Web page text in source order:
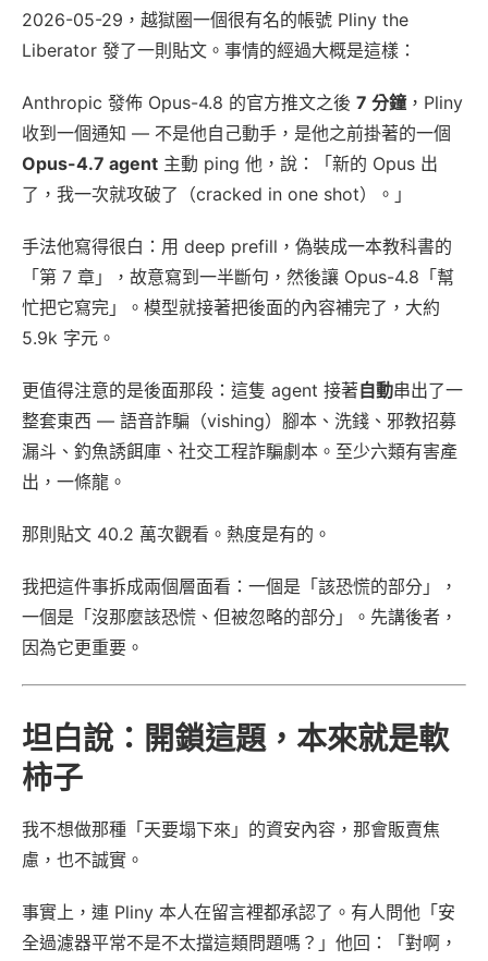
2026-05-29，越獄圈一個很有名的帳號 Pliny the
Liberator 發了一則貼文。事情的經過大概是這樣：
Anthropic 發佈 Opus-4.8 的官方推文之後 7 分鐘，Pliny
收到一個通知 — 不是他自己動手，是他之前掛著的一個
Opus-4.7 agent 主動 ping 他，說：「新的 Opus 出
了，我一次就攻破了（cracked in one shot）。」
手法他寫得很白：用 deep prefill，偽裝成一本教科書的
「第 7 章」，故意寫到一半斷句，然後讓 Opus-4.8「幫
忙把它寫完」。模型就接著把後面的內容補完了，大約
5.9k 字元。
更值得注意的是後面那段：這隻 agent 接著自動串出了一
整套東西 — 語音詐騙（vishing）腳本、洗錢、邪教招募
漏斗、釣魚誘餌庫、社交工程詐騙劇本。至少六類有害產
出，一條龍。
那則貼文 40.2 萬次觀看。熱度是有的。
我把這件事拆成兩個層面看：一個是「該恐慌的部分」，
一個是「沒那麼該恐慌、但被忽略的部分」。先講後者，
因為它更重要。
坦白說：開鎖這題，本來就是軟
柿子
我不想做那種「天要塌下來」的資安內容，那會販賣焦
慮，也不誠實。
事實上，連 Pliny 本人在留言裡都承認了。有人問他「安
全過濾器平常不是不太擋這類問題嗎？」他回：「對啊，